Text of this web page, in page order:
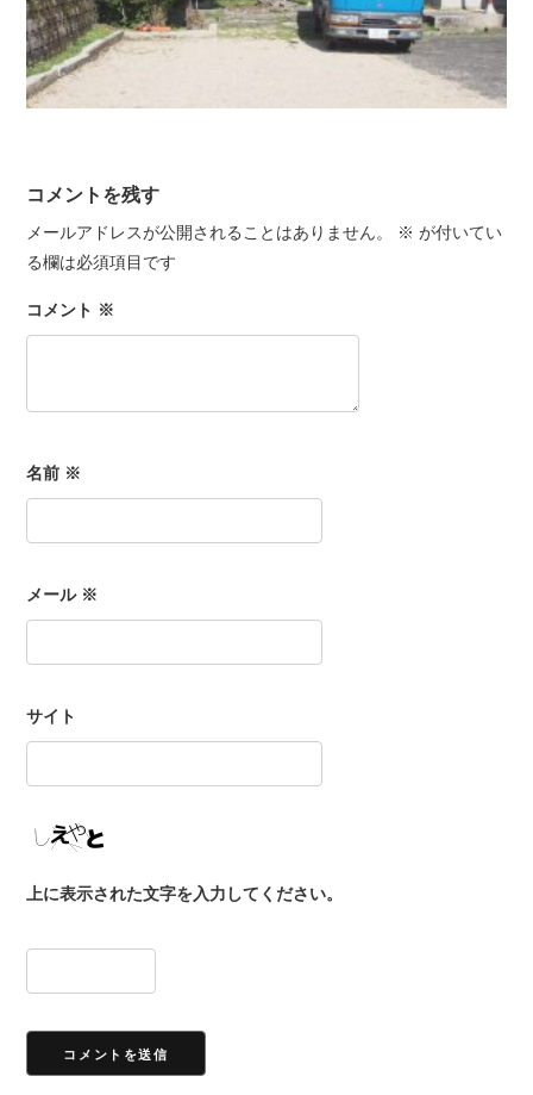
コメントを残す
メールアドレスが公開されることはありません。 ※ が付いてい
る欄は必須項目です
コメント ※
名前 ※
メール ※
サイト
上に表示された文字を入力してください。